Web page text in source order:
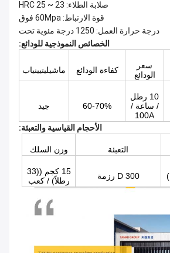
الخصائص النموذجية للودائع:
سعر
الودائع
كفاءة الودائع ماشيليتيينياب
10 رطل
/ ساعة /
100A
60-70% جيد
الأحجام القياسية والتعبئة:
التعبئة وزن السلك
D 300 رزمة
15 كجم ((33
رطلاً) / كعب